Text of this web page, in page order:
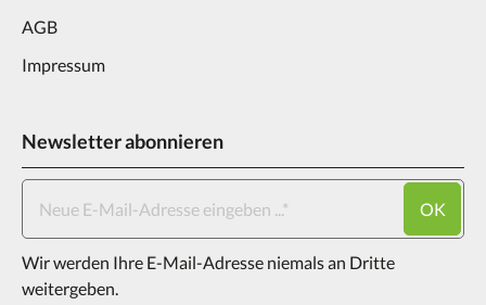
AGB
Impressum
Newsletter abonnieren
OK
Wir werden Ihre E-Mail-Adresse niemals an Dritte
weitergeben.